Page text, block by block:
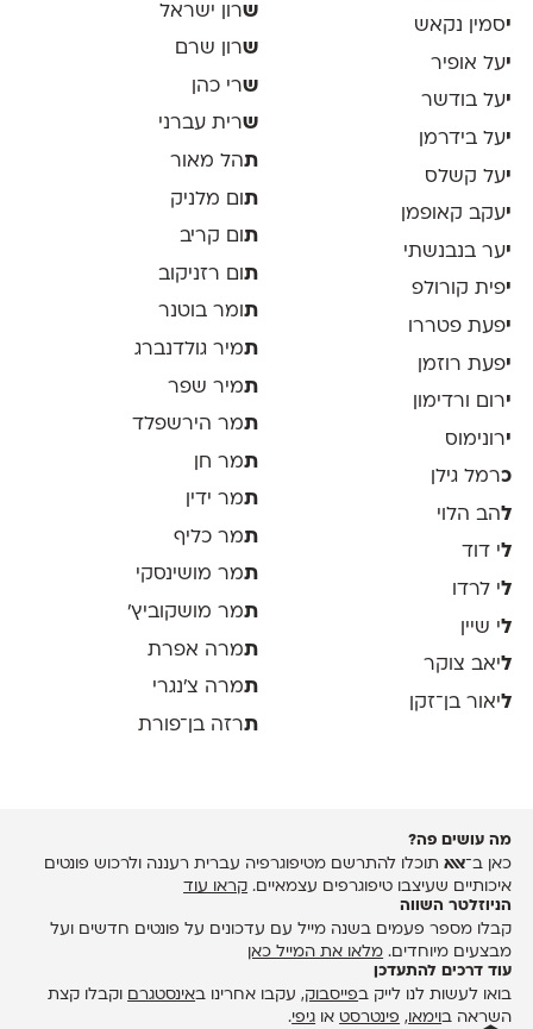
יסמין נקאש
יעל אופיר
יעל בודשר
יעל בידרמן
יעל קשלס
יעקב קאופמן
יער בנבנשתי
יפית קורולפ
יפעת פטררו
יפעת רוזמן
ירום ורדימון
ירונימוס
כרמל גילן
להב הלוי
לי דוד
לי לרדו
לי שיין
ליאב צוקר
ליאור בן־זקן
שרון ישראל
שרון שרם
שרי כהן
שרית עברני
תהל מאור
תום מלניק
ת ום קריב
ת ום רזניקוב
תומר בוטנר
תמיר גולדנברג
תמיר שפר
תמר הירשפלד
תמר חן
תמר ידין
תמר כליף
תמר מושינסקי
תמר מושקוביץ'
תמרה אפרת
תמרה צ׳נגרי
תרזה בן־פורת
מה עושים פה?
כאן ב־אאאתוכלו להתרשם מטיפוגרפיה עברית רעננה ולרכוש פונטים
איכותיים שעיצבו טיפוגרפים עצמאיים. קראו עוד
הניוזלטר השווה
קבלו מספר פעמים בשנה מייל עם עדכונים על פונטים חדשים ועל
מבצעים מיוחדים. מלאו את המייל כאן
עוד דרכים להתעדכן
בואו לעשות לנו לייק בפייסבוק, עקבו אחרינו באינסטגרם
וקבלו קצת
השראה בוימאו , פינטרסטאו גיפי.